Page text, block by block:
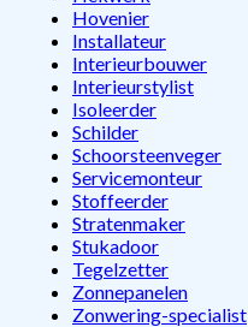
Hovenier
Installateur
Interieurbouwer
Interieurstylist
Isoleerder
Schilder
Schoorsteenveger
Servicemonteur
Stoffeerder
Stratenmaker
Stukadoor
Tegelzetter
Zonnepanelen
Zonwering-specialist